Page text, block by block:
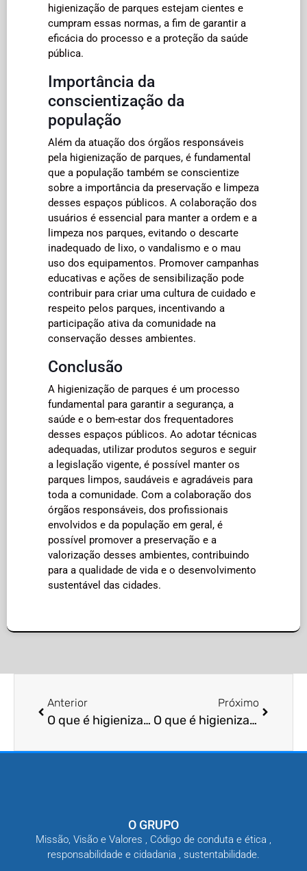
higienização de parques estejam cientes e
cumpram essas normas, a fim de garantir a
eficácia do processo e a proteção da saúde
pública.
Importância da
conscientização da
população
Além da atuação dos órgãos responsáveis
pela higienização de parques, é fundamental
que a população também se conscientize
sobre a importância da preservação e limpeza
desses espaços públicos. A colaboração dos
usuários é essencial para manter a ordem e a
limpeza nos parques, evitando o descarte
inadequado de lixo, o vandalismo e o mau
uso dos equipamentos. Promover campanhas
educativas e ações de sensibilização pode
contribuir para criar uma cultura de cuidado e
respeito pelos parques, incentivando a
participação ativa da comunidade na
conservação desses ambientes.
Conclusão
A higienização de parques é um processo
fundamental para garantir a segurança, a
saúde e o bem-estar dos frequentadores
desses espaços públicos. Ao adotar técnicas
adequadas, utilizar produtos seguros e seguir
a legislação vigente, é possível manter os
parques limpos, saudáveis e agradáveis para
toda a comunidade. Com a colaboração dos
órgãos responsáveis, dos profissionais
envolvidos e da população em geral, é
possível promover a preservação e a
valorização desses ambientes, contribuindo
para a qualidade de vida e o desenvolvimento
sustentável das cidades.
Anterior
O que é higienização de áreas de lazer?
Próximo
O que é higienização de jardins?
O GRUPO
Missão, Visão e Valores , Código de conduta e ética ,
responsabilidade e cidadania , sustentabilidade.